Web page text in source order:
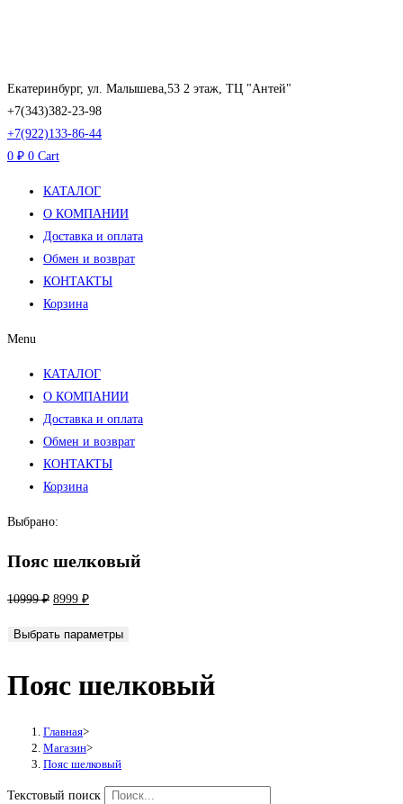
Екатеринбург, ул. Малышева,53 2 этаж, ТЦ "Антей"
+7(343)382-23-98
+7(922)133-86-44
0 ₽ 0 Cart
КАТАЛОГ
О КОМПАНИИ
Доставка и оплата
Обмен и возврат
КОНТАКТЫ
Корзина
Menu
КАТАЛОГ
О КОМПАНИИ
Доставка и оплата
Обмен и возврат
КОНТАКТЫ
Корзина
Выбрано:
Пояс шелковый
10999₽ Первоначальная
составляла
8999 ₽Текущая
8999 ₽.
Выбрать параметры
Пояс шелковый
Главная>
Магазин>
Пояс шелковый
Текстовый поиск